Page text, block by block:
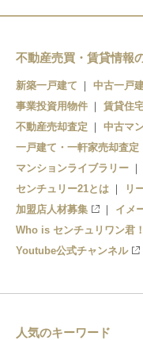
玖波
不動産売買・賃貸情報
新築一戸建て 中古一戸
事業投資用物件
賃貸住
不動産売却査定
中古マ
一戸建て・一軒家売却査定
マンションライブラリー
センチュリー21とは
リ
加盟店人材募集
イメ
Who is センチュリワン君
Youtube公式チャンネル
人気のキーワード